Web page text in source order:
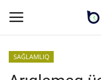
SAĞLAMLIQ